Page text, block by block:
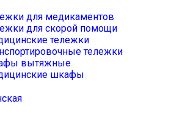
для медикаментов
для скорой помощи
тележки
тележки
вытяжные
шкафы